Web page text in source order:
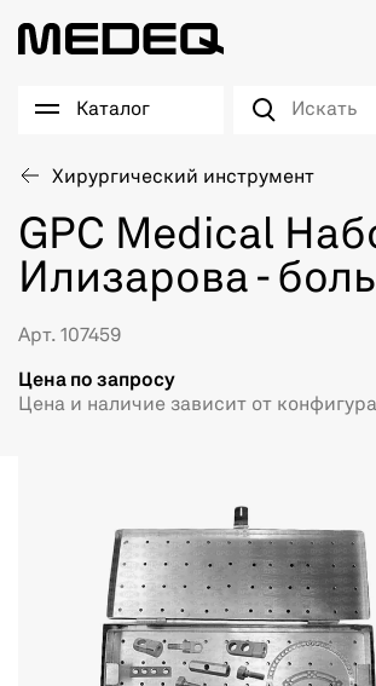
Каталог
Хирургический инструмент
GPC Medical
Илизарова -
Арт. 107459
Цена по запросу
Цена и наличие зависит от